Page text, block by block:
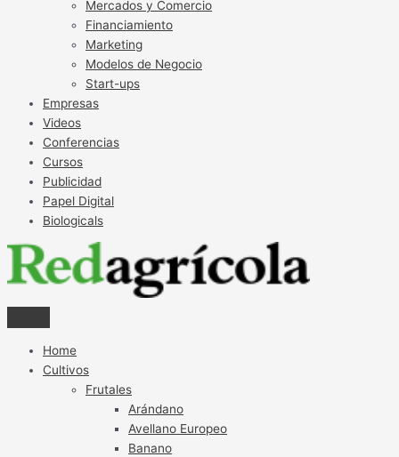
Mercados y Comercio
Financiamiento
Marketing
Modelos de Negocio
Start-ups
Empresas
Videos
Conferencias
Cursos
Publicidad
Papel Digital
Biologicals
Home
Cultivos
Frutales
Arándano
Avellano Europeo
Banano